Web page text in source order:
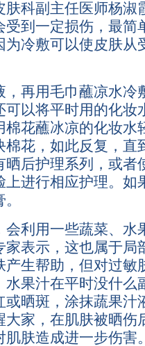
科副主任医师杨淑
受到一定损伤，最简
为冷敷可以使皮肤从
再用毛巾蘸凉水冷
以将平时用的化妆
花蘸冰凉的化妆水
花，如此反复，直
晒后护理系列，或者
上进行相应护理。如
利用一些蔬菜、水
表示，这也属于局
生帮助，但对过敏
果汁在平时没什么
或晒斑，涂抹蔬果汁
家，在肌肤被晒伤
肌肤造成进一步伤害